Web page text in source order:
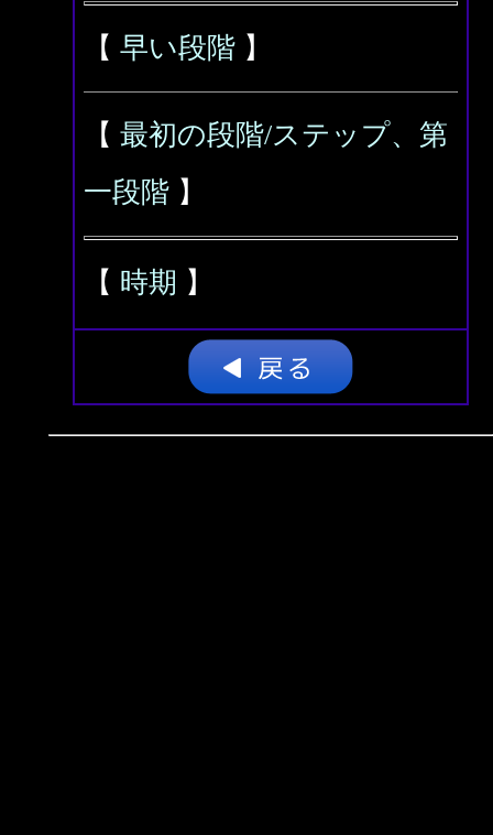
【 早い段階 】
【 最初の段階/ステップ、第
一段階 】
【 時期 】